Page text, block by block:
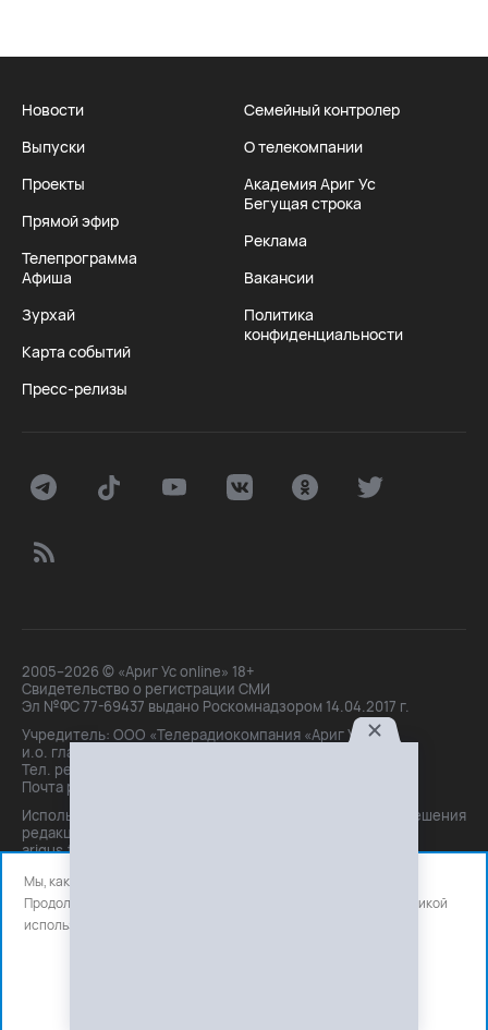
Новости
Выпуски
Проекты
Прямой эфир
Телепрограмма
Афиша
Зурхай
Карта событий
Пресс-релизы
Семейный контролер
О телекомпании
Академия Ариг Ус
Бегущая строка
Реклама
Вакансии
Политика
конфиденциальности
2005–2026 © «Ариг Ус online» 18+
Свидетельство о регистрации СМИ
Эл №ФС 77-69437 выдано Роскомнадзором 14.04.2017 г.
Учредитель: ООО «Телерадиокомпания «Ариг Ус»,
и.о. главного редактора: Маханова О.Б.
Тел. peдakции: +7(3012)21-30-14,
Почта peдakции: editor@arigus.tv
Использование материалов только с письменного разрешения
редакции. При цитировании прямая активная ссылка на
arigus.tv обязательна.
Мы, как и все используем файлы cookie и сервисы аналитики.
Продолжая использовать сайт, вы соглашаетесь с нашей
политикой
использования